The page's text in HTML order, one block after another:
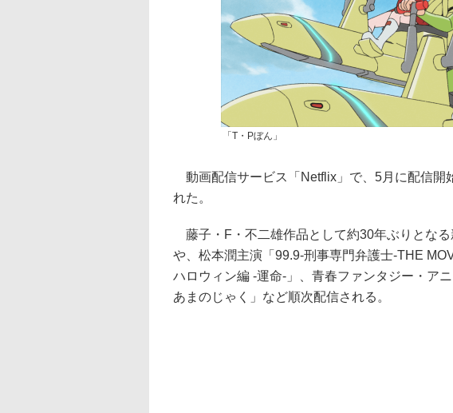
「T・Pぼん」
動画配信サービス「Netflix」で、5月に配信開
れた。
藤子・F・不二雄作品として約30年ぶりとなる
や、松本潤主演「99.9-刑事専門弁護士-THE
ハロウィン編 -運命-」、青春ファンタジー・ア
あまのじゃく」など順次配信される。